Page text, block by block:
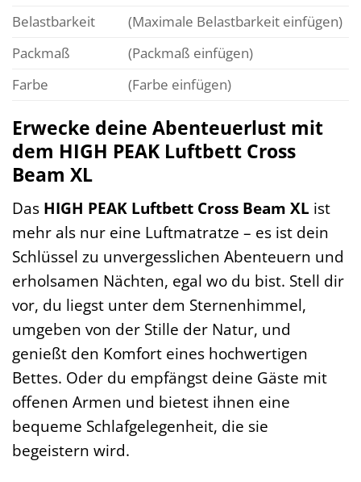
Belastbarkeit
(Maximale Belastbarkeit einfügen)
Packmaß
(Packmaß einfügen)
Farbe
(Farbe einfügen)
Erwecke deine Abenteuerlust mit
dem HIGH PEAK Luftbett Cross
Beam XL
Das HIGH PEAK Luftbett Cross Beam XL ist
mehr als nur eine Luftmatratze – es ist dein
Schlüssel zu unvergesslichen Abenteuern und
erholsamen Nächten, egal wo du bist. Stell dir
vor, du liegst unter dem Sternenhimmel,
umgeben von der Stille der Natur, und
genießt den Komfort eines hochwertigen
Bettes. Oder du empfängst deine Gäste mit
offenen Armen und bietest ihnen eine
bequeme Schlafgelegenheit, die sie
begeistern wird.